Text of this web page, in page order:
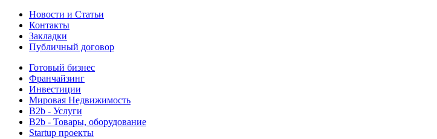
Новости и Статьи
Контакты
Закладки
Публичный договор
Готовый бизнес
Франчайзинг
Инвестиции
Мировая Недвижимость
B2b - Услуги
B2b - Товары, оборудование
Startup проекты